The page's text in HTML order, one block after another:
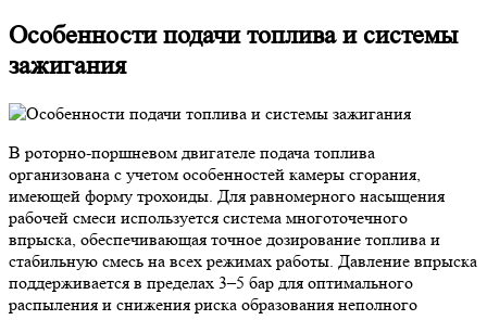
Особенности подачи топлива и системы
зажигания
В роторно-поршневом двигателе подача топлива
организована с учетом особенностей камеры сгорания,
имеющей форму трохоиды. Для равномерного насыщения
рабочей смеси используется система многоточечного
впрыска, обеспечивающая точное дозирование топлива и
стабильную смесь на всех режимах работы. Давление впрыска
поддерживается в пределах 3–5 бар для оптимального
распыления и снижения риска образования неполного